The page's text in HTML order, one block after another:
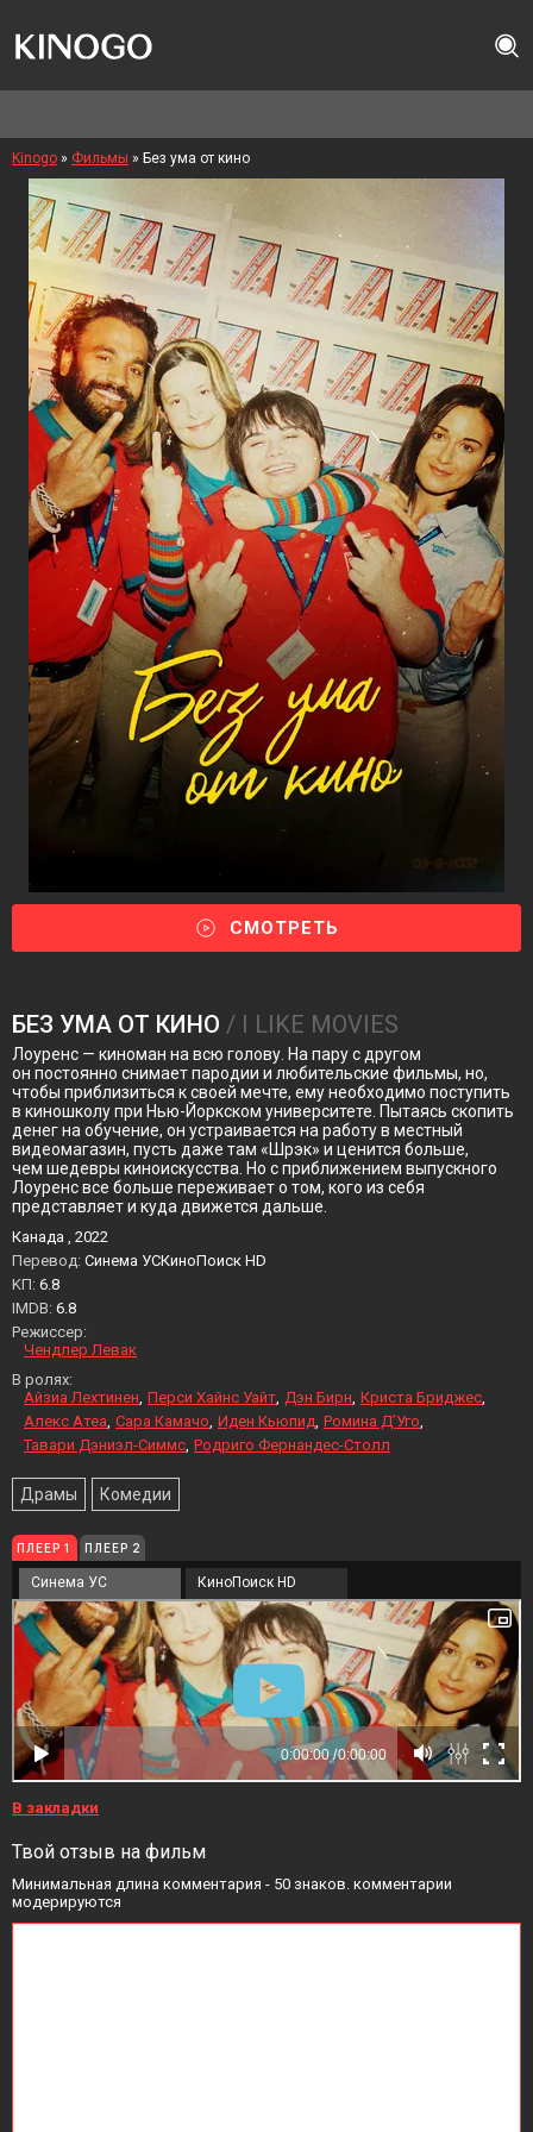
Kinogo » Фильмы » Без ума от кино
СМОТРЕТЬ
БЕЗ УМА ОТ КИНО / I LIKE MOVIES
Лоуренс — киноман на всю голову. На пару с другом
он постоянно снимает пародии и любительские фильмы, но,
чтобы приблизиться к своей мечте, ему необходимо поступить
в киношколу при Нью-Йоркском университете. Пытаясь скопить
денег на обучение, он устраивается на работу в местный
видеомагазин, пусть даже там «Шрэк» и ценится больше,
чем шедевры киноискусства. Но с приближением выпускного
Лоуренс все больше переживает о том, кого из себя
представляет и куда движется дальше.
Канада , 2022
Перевод: Синема УСКиноПоиск HD
KП: 6.8
IMDB: 6.8
Режиссер:
Чендлер Левак
В ролях:
Айзиа Лехтинен Перси Хайнс Уайт Дэн Бирн Криста Бриджес
Алекс Атеа Сара Камачо Иден Кьюпид Ромина Д’Уго
Тавари Дэниэл-Симмс Родриго Фернандес-Столл
Драмы Комедии
ПЛЕЕР 1 ПЛЕЕР 2
Синема УС КиноПоиск HD
В закладки
Твой отзыв на фильм
Минимальная длина комментария - 50 знаков. комментарии
модерируются